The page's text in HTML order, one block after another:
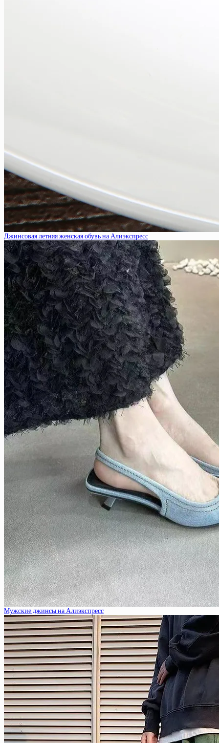
Джинсовая летняя женская обувь на Алиэкспресс
Мужские джинсы на Алиэкспресс